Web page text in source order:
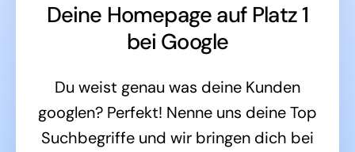
Deine Homepage auf Platz 1
bei Google
Du weist genau was deine Kunden
googlen? Perfekt! Nenne uns deine Top
Suchbegriffe und wir bringen dich bei